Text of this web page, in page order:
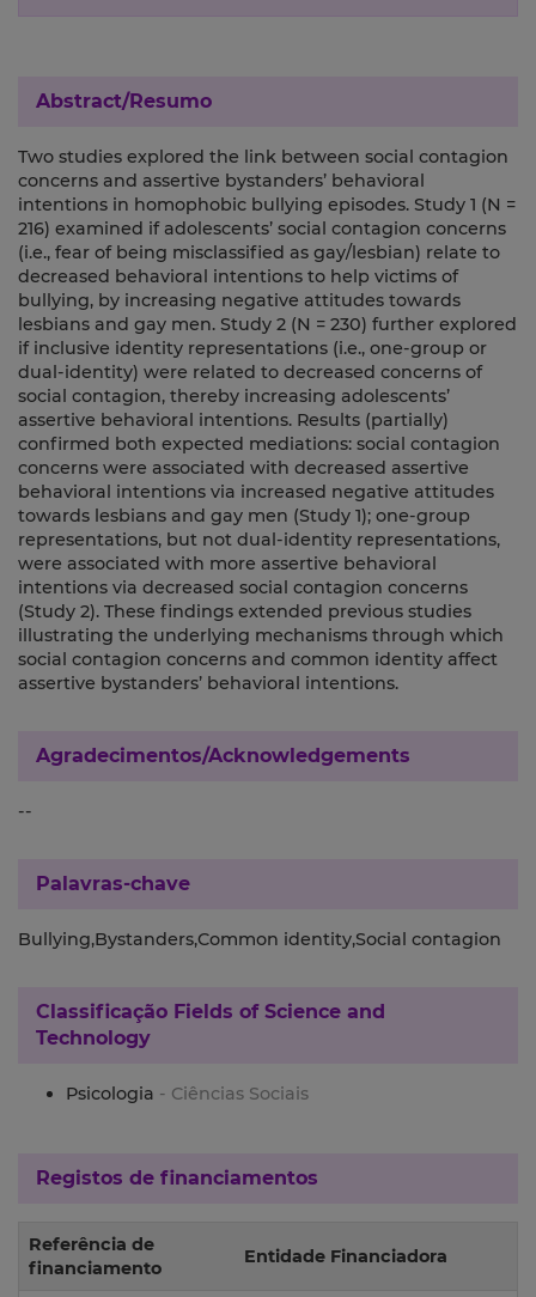
Abstract/Resumo
Two studies explored the link between social contagion
concerns and assertive bystanders’ behavioral
intentions in homophobic bullying episodes. Study 1 (N =
216) examined if adolescents’ social contagion concerns
(i.e., fear of being misclassified as gay/lesbian) relate to
decreased behavioral intentions to help victims of
bullying, by increasing negative attitudes towards
lesbians and gay men. Study 2 (N = 230) further explored
if inclusive identity representations (i.e., one-group or
dual-identity) were related to decreased concerns of
social contagion, thereby increasing adolescents’
assertive behavioral intentions. Results (partially)
confirmed both expected mediations: social contagion
concerns were associated with decreased assertive
behavioral intentions via increased negative attitudes
towards lesbians and gay men (Study 1); one-group
representations, but not dual-identity representations,
were associated with more assertive behavioral
intentions via decreased social contagion concerns
(Study 2). These findings extended previous studies
illustrating the underlying mechanisms through which
social contagion concerns and common identity affect
assertive bystanders’ behavioral intentions.
Agradecimentos/Acknowledgements
--
Palavras-chave
Bullying,Bystanders,Common identity,Social contagion
Classificação Fields of Science and
Technology
Psicologia - Ciências Sociais
Registos de financiamentos
Referência de
financiamento
Entidade Financiadora